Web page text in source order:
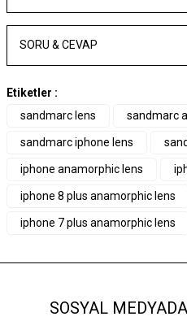
SORU & CEVAP
Etiketler :
sandmarc lens
sandmarc
sandmarc iphone lens
iphone anamorphic lens
iphone 8 plus anamorphic lens
iphone 7 plus anamorphic lens
SOSYAL